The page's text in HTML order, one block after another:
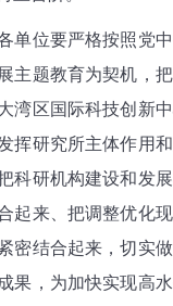
位要严格按照党中
主题教育为契机，
湾区国际科技创新
挥研究所主体作用
科研机构建设和发
起来、把调整优化
密结合起来，切实
果，为加快实现高